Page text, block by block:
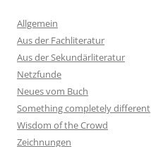
Allgemein
Aus der Fachliteratur
Aus der Sekundärliteratur
Netzfunde
Neues vom Buch
Something completely different
Wisdom of the Crowd
Zeichnungen